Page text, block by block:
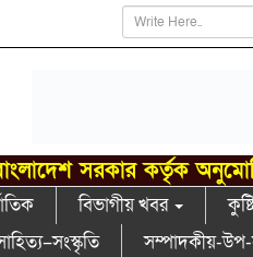
বাংলাদেশ সরকার কর্তৃক
বিভাগীয় খবর
সম্পাদকীয়-